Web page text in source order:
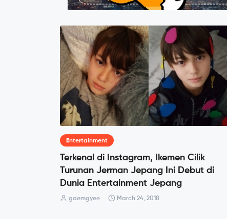
Entertainment
Terkenal di Instagram, Ikemen Cilik
Turunan Jerman Jepang Ini Debut di
Dunia Entertainment Jepang
gaemgyee March 24, 2018